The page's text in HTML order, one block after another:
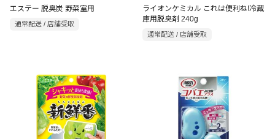
エステー 脱臭炭 野菜室用
通常配送 / 店舗受取
ライオンケミカル これは便利ね!冷蔵
庫用脱臭剤 240g
通常配送 / 店舗受取